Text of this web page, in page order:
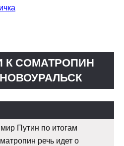
К CОМАТРОПИН
Путин по итогам
речь идет о